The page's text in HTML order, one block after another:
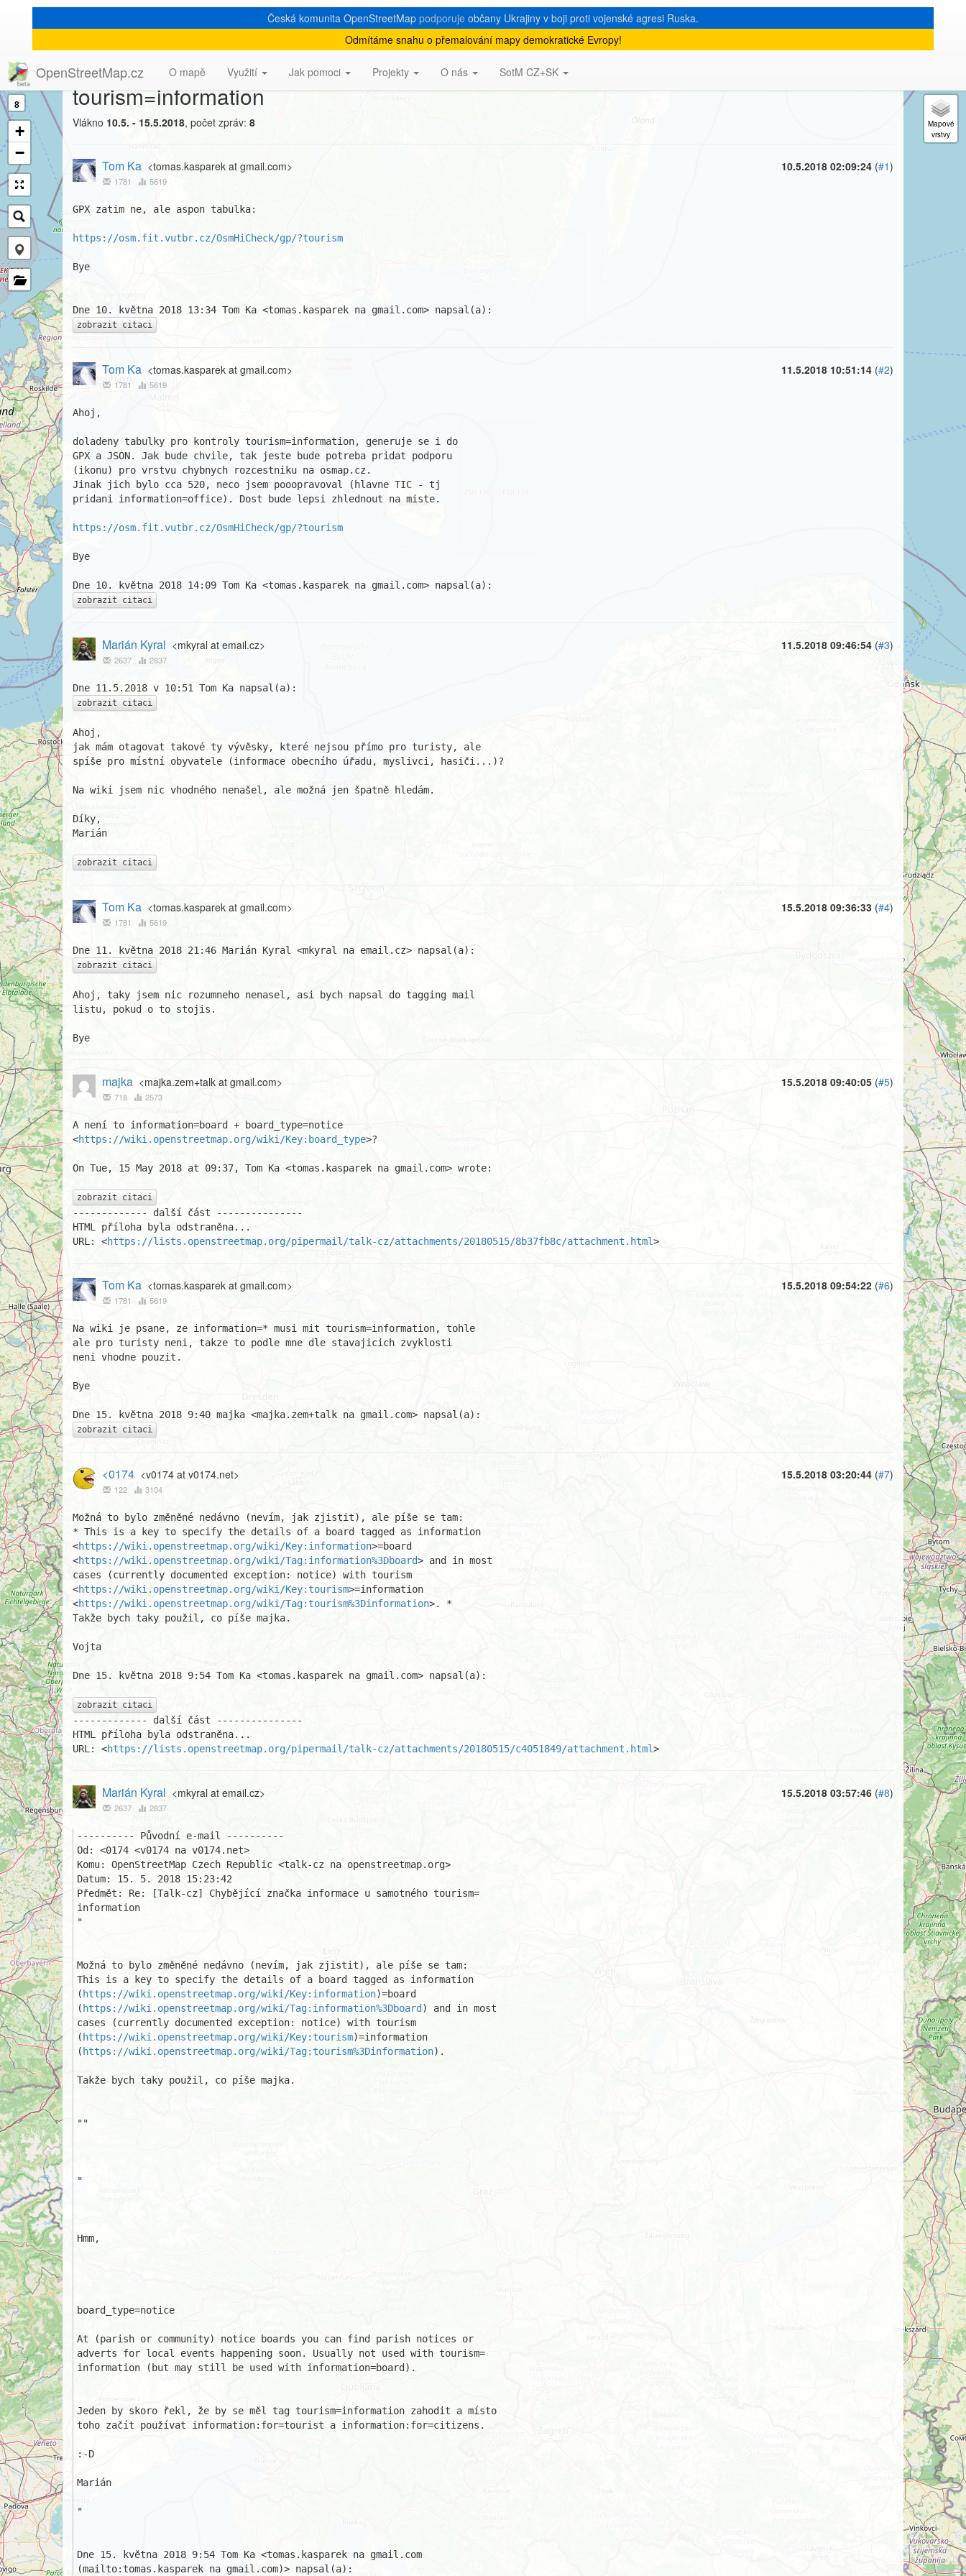
Česká komunita OpenStreetMap podporuje občany Ukrajiny v boji proti vojenské agresi Ruska.
Odmítáme snahu o přemalování mapy demokratické Evropy!
OpenStreetMap.cz O mapě Využití Jak pomoci Projekty O nás SotM CZ+SK
8
+
−
[Talk-cz] Chybějící značka informace u samotného
tourism=information
Vlákno 10.5. - 15.5.2018, počet zpráv: 8
10.5.2018 02:09:24 (#1)
Tom Ka <tomas.kasparek at gmail.com>
1781 5619
GPX zatim ne, ale aspon tabulka:
https://osm.fit.vutbr.cz/OsmHiCheck/gp/?tourism
Bye
zobrazit citaci
11.5.2018 10:51:14 (#2)
Tom Ka <tomas.kasparek at gmail.com>
1781 5619
Ahoj,
doladeny tabulky pro kontroly tourism=information, generuje se i do
GPX a JSON. Jak bude chvile, tak jeste bude potreba pridat podporu
(ikonu) pro vrstvu chybnych rozcestniku na osmap.cz.
Jinak jich bylo cca 520, neco jsem pooopravoval (hlavne TIC - tj
pridani information=office). Dost bude lepsi zhlednout na miste.
https://osm.fit.vutbr.cz/OsmHiCheck/gp/?tourism
Bye
zobrazit citaci
11.5.2018 09:46:54 (#3)
Marián Kyral <mkyral at email.cz>
2637 2837
zobrazit citaci
Ahoj,
jak mám otagovat takové ty vývěsky, které nejsou přímo pro turisty, ale
spíše pro místní obyvatele (informace obecního úřadu, myslivci, hasiči...)?
Na wiki jsem nic vhodného nenašel, ale možná jen špatně hledám.
Díky,
Marián
zobrazit citaci
15.5.2018 09:36:33 (#4)
Tom Ka <tomas.kasparek at gmail.com>
1781 5619
zobrazit citaci
Ahoj, taky jsem nic rozumneho nenasel, asi bych napsal do tagging mail
listu, pokud o to stojis.
Bye
15.5.2018 09:40:05 (#5)
majka <majka.zem+talk at gmail.com>
718 2573
A není to information=board + board_type=notice
<https://wiki.openstreetmap.org/wiki/Key:board_type>?
On Tue, 15 May 2018 at 09:37, Tom Ka <tomas.kasparek na gmail.com> wrote:
zobrazit citaci
------------- další část ---------------
HTML příloha byla odstraněna...
URL: <https://lists.openstreetmap.org/pipermail/talk-cz/attachments/20180515/8b37fb8c/attachment.html>
15.5.2018 09:54:22 (#6)
Tom Ka <tomas.kasparek at gmail.com>
1781 5619
Na wiki je psane, ze information=* musi mit tourism=information, tohle
ale pro turisty neni, takze to podle mne dle stavajicich zvyklosti
neni vhodne pouzit.
Bye
zobrazit citaci
15.5.2018 03:20:44 (#7)
<0174 <v0174 at v0174.net>
122 3104
Možná to bylo změněné nedávno (nevím, jak zjistit), ale píše se tam:
* This is a key to specify the details of a board tagged as information
<https://wiki.openstreetmap.org/wiki/Key:information>=board
<https://wiki.openstreetmap.org/wiki/Tag:information%3Dboard> and in most
cases (currently documented exception: notice) with tourism
<https://wiki.openstreetmap.org/wiki/Key:tourism>=information
<https://wiki.openstreetmap.org/wiki/Tag:tourism%3Dinformation>. *
Takže bych taky použil, co píše majka.
Vojta
Dne 15. května 2018 9:54 Tom Ka <tomas.kasparek na gmail.com> napsal(a):
zobrazit citaci
------------- další část ---------------
HTML příloha byla odstraněna...
URL: <https://lists.openstreetmap.org/pipermail/talk-cz/attachments/20180515/c4051849/attachment.html>
15.5.2018 03:57:46 (#8)
Marián Kyral <mkyral at email.cz>
2637 2837
---------- Původní e-mail ----------
Od: <0174 <v0174 na v0174.net>
Komu: OpenStreetMap Czech Republic <talk-cz na openstreetmap.org>
Datum: 15. 5. 2018 15:23:42
Předmět: Re: [Talk-cz] Chybějící značka informace u samotného tourism=
information
"
Možná to bylo změněné nedávno (nevím, jak zjistit), ale píše se tam:
This is a key to specify the details of a board tagged as information
( https://wiki.openstreetmap.org/wiki/Key:information)=board
( https://wiki.openstreetmap.org/wiki/Tag:information%3Dboard ) and in most
cases (currently documented exception: notice) with tourism
( https://wiki.openstreetmap.org/wiki/Key:tourism)=information
( https://wiki.openstreetmap.org/wiki/Tag:tourism%3Dinformation).
Takže bych taky použil, co píše majka.
""
"
Hmm,
board_type=notice
At (parish or community) notice boards you can find parish notices or
adverts for local events happening soon. Usually not used with tourism=
information (but may still be used with information=board).
Jeden by skoro řekl, že by se měl tag tourism=information zahodit a místo
toho začít používat information:for=tourist a information:for=citizens.
:-D
Marián
"
Dne 15. května 2018 9:54 Tom Ka <tomas.kasparek na gmail.com
(mailto:tomas.kasparek na gmail.com)> napsal(a):